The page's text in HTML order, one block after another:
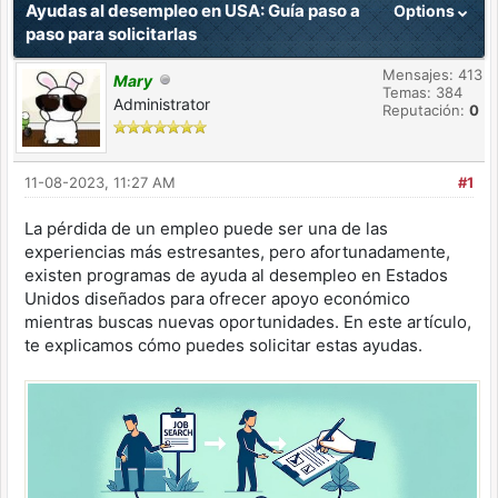
Options
Ayudas al desempleo en USA: Guía paso a
paso para solicitarlas
Mary
Administrator
Mensajes: 413
Temas: 384
Reputación: 0
#1
11-08-2023, 11:27 AM
La pérdida de un empleo puede ser una de las
experiencias más estresantes, pero afortunadamente,
existen programas de ayuda al desempleo en Estados
Unidos diseñados para ofrecer apoyo económico
mientras buscas nuevas oportunidades. En este artículo,
te explicamos cómo puedes solicitar estas ayudas.